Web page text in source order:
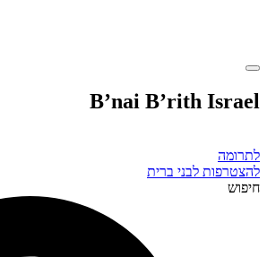
B’nai B’rith Israel
לתרומה
להצטרפות לבני ברית
חיפוש